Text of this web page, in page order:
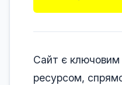
Сайт є ключовим
ресурсом,